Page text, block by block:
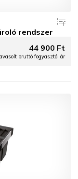
rendszer
44 900 Ft
bruttó fogyasztói ár